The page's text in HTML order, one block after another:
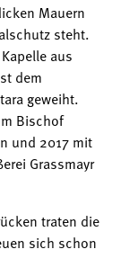
Mauern
steht.
aus
dem
geweiht.
Bischof
und 2017 mit
Grassmayr
traten die
sich schon